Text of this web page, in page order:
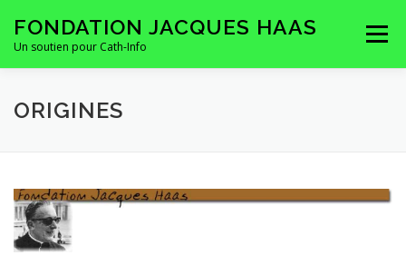
contenu
FONDATION JACQUES HAAS
Un soutien pour Cath-Info
Menu
HOMEPAGE
ORIGINES